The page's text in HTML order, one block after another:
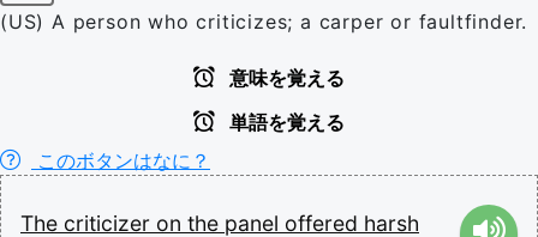
(US) A person who criticizes; a carper or faultfinder.
意味を覚える
単語を覚える
このボタンはなに？
The criticizer on the panel offered harsh